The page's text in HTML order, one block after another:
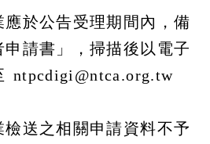
應於公告受理期間內，備
申請書」，掃描後以電子
ntpcdigi@ntca.org.tw
檢送之相關申請資料不予